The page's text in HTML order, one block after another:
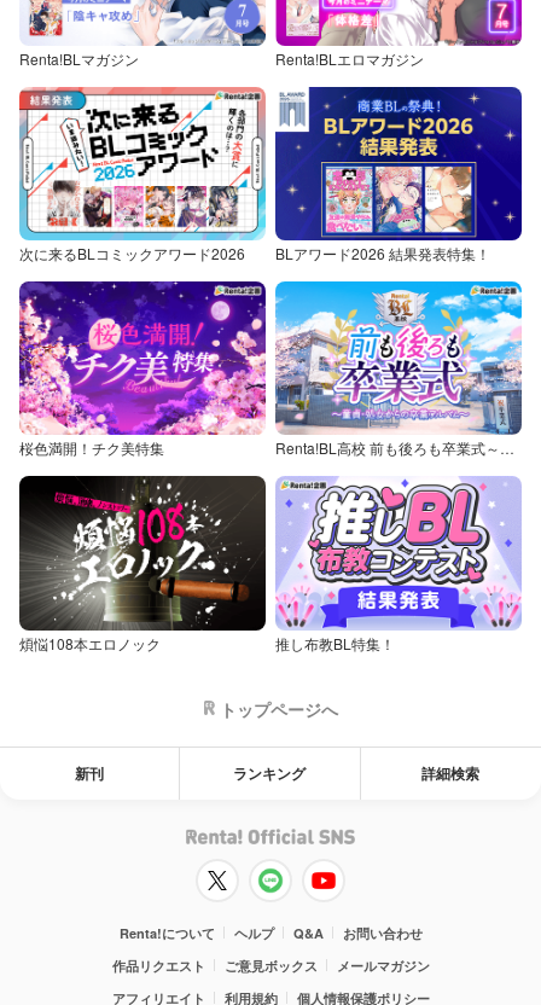
Renta!BLマガジン Renta!BLエロマガジン
次に来るBLコミックアワード2026 BLアワード2026 結果発表特集！
桜色満開！チク美特集 Renta!BL高校 前も後ろも卒業式～童貞・処女からの卒業アルバム～
煩悩108本エロノック 推し布教BL特集！
トップページへ
新刊 ランキング 詳細検索
Renta!について ヘルプ Q&A
お問い合わせ
作品リクエスト
ご意見ボックス
メールマガジン
アフィリエイト
利用規約 個人情報保護ポリシー